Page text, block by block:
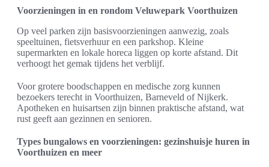
Voorzieningen in en rondom Veluwepark Voorthuizen
Op veel parken zijn basisvoorzieningen aanwezig, zoals
speeltuinen, fietsverhuur en een parkshop. Kleine
supermarkten en lokale horeca liggen op korte afstand. Dit
verhoogt het gemak tijdens het verblijf.
Voor grotere boodschappen en medische zorg kunnen
bezoekers terecht in Voorthuizen, Barneveld of Nijkerk.
Apotheken en huisartsen zijn binnen praktische afstand, wat
rust geeft aan gezinnen en senioren.
Types bungalows en voorzieningen: gezinshuisje huren in
Voorthuizen en meer